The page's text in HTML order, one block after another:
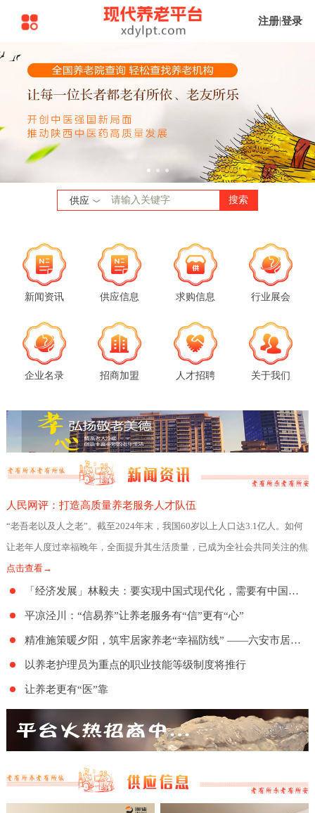
注册 |登录
供应 搜索
新闻资讯 供应信息 求购信息 行业展会
企业名录 招商加盟 人才招聘 关于我们
人民网评：打造高质量养老服务人才队伍
“老吾老以及人之老”。截至2024年末，我国60岁以上人口达3.1亿人。如何
让老年人度过幸福晚年，全面提升其生活质量，已成为全社会共同关注的焦
点。日前，民政部、人力资源社会
点击查看→
「经济发展」林毅夫：要实现中国式现代化，需要有中国特色的养老制度
平凉泾川：“信易养”让养老服务有“信”更有“心”
精准施策暖夕阳，筑牢居家养老“幸福防线” ——六安市居家和社区基本养老服务提升行动项目舒城地区的全面实施
以养老护理员为重点的职业技能等级制度将推行
让养老更有“医”靠